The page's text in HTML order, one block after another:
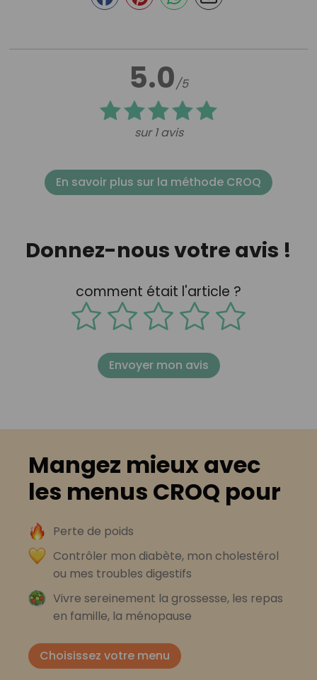
5.0/5
sur 1 avis
En savoir plus sur la méthode CROQ
Donnez-nous votre avis !
comment était l'article ?
Envoyer mon avis
Mangez mieux avec
les menus CROQ pour
Perte de poids
Contrôler mon diabète, mon cholestérol
ou mes troubles digestifs
Vivre sereinement la grossesse, les repas
en famille, la ménopause
Choisissez votre menu